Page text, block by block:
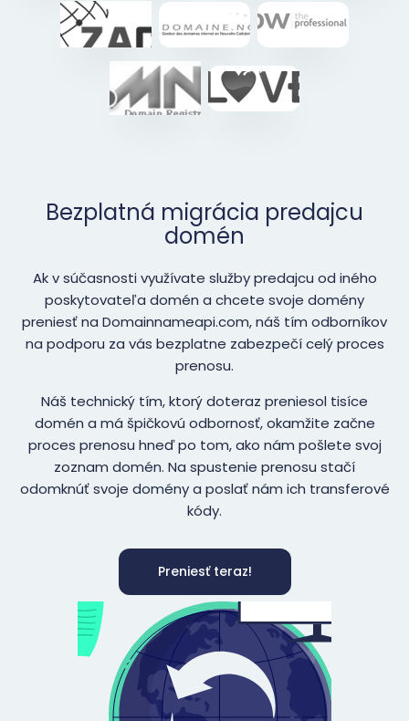
Bezplatná migrácia predajcu
domén
Ak v súčasnosti využívate služby predajcu od iného
poskytovateľa domén a chcete svoje domény
preniesť na Domainnameapi.com, náš tím odborníkov
na podporu za vás bezplatne zabezpečí celý proces
prenosu.
Náš technický tím, ktorý doteraz preniesol tisíce
domén a má špičkovú odbornosť, okamžite začne
proces prenosu hneď po tom, ako nám pošlete svoj
zoznam domén. Na spustenie prenosu stačí
odomknúť svoje domény a poslať nám ich transferové
kódy.
Preniesť teraz!